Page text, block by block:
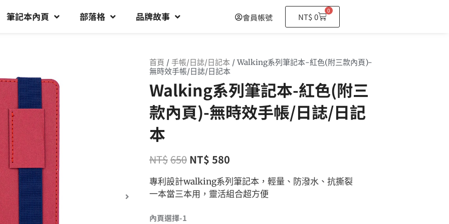
筆記本內頁 部落格 品牌故事 會員帳號 NT$0
0
購
物
首頁 / 手帳/日誌/日記本 / Walking系列筆記本-紅色(附三款內頁)-
無時效手帳/日誌/日記本
Walking系列筆記本-紅色(附三
款內頁)-無時效手帳/日誌/日記
本
NT$650 NT$ 580
專利設計walking系列筆記本，輕量、防潑水、抗撕裂
一本當三本用，靈活組合超方便
內頁選擇-1